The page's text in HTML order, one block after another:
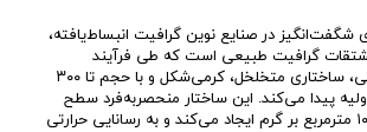
شگفت‌انگیز در صنایع نوین گرافیت انبساط‌یافته،
گرافیت طبیعی است که طی فرآیند
بین‌لایه‌ای و شوک حرارتی، ساختاری متخلخل، کرمی‌شکل و با حجم تا ۳۰۰
اولیه پیدا می‌کند. این ساختار منحصربه‌فرد سطح
ویژه‌ای در حدود ۵۰ تا ۱۰۰ مترمربع بر گرم ایجاد می‌کند و به رسانایی حرارتی